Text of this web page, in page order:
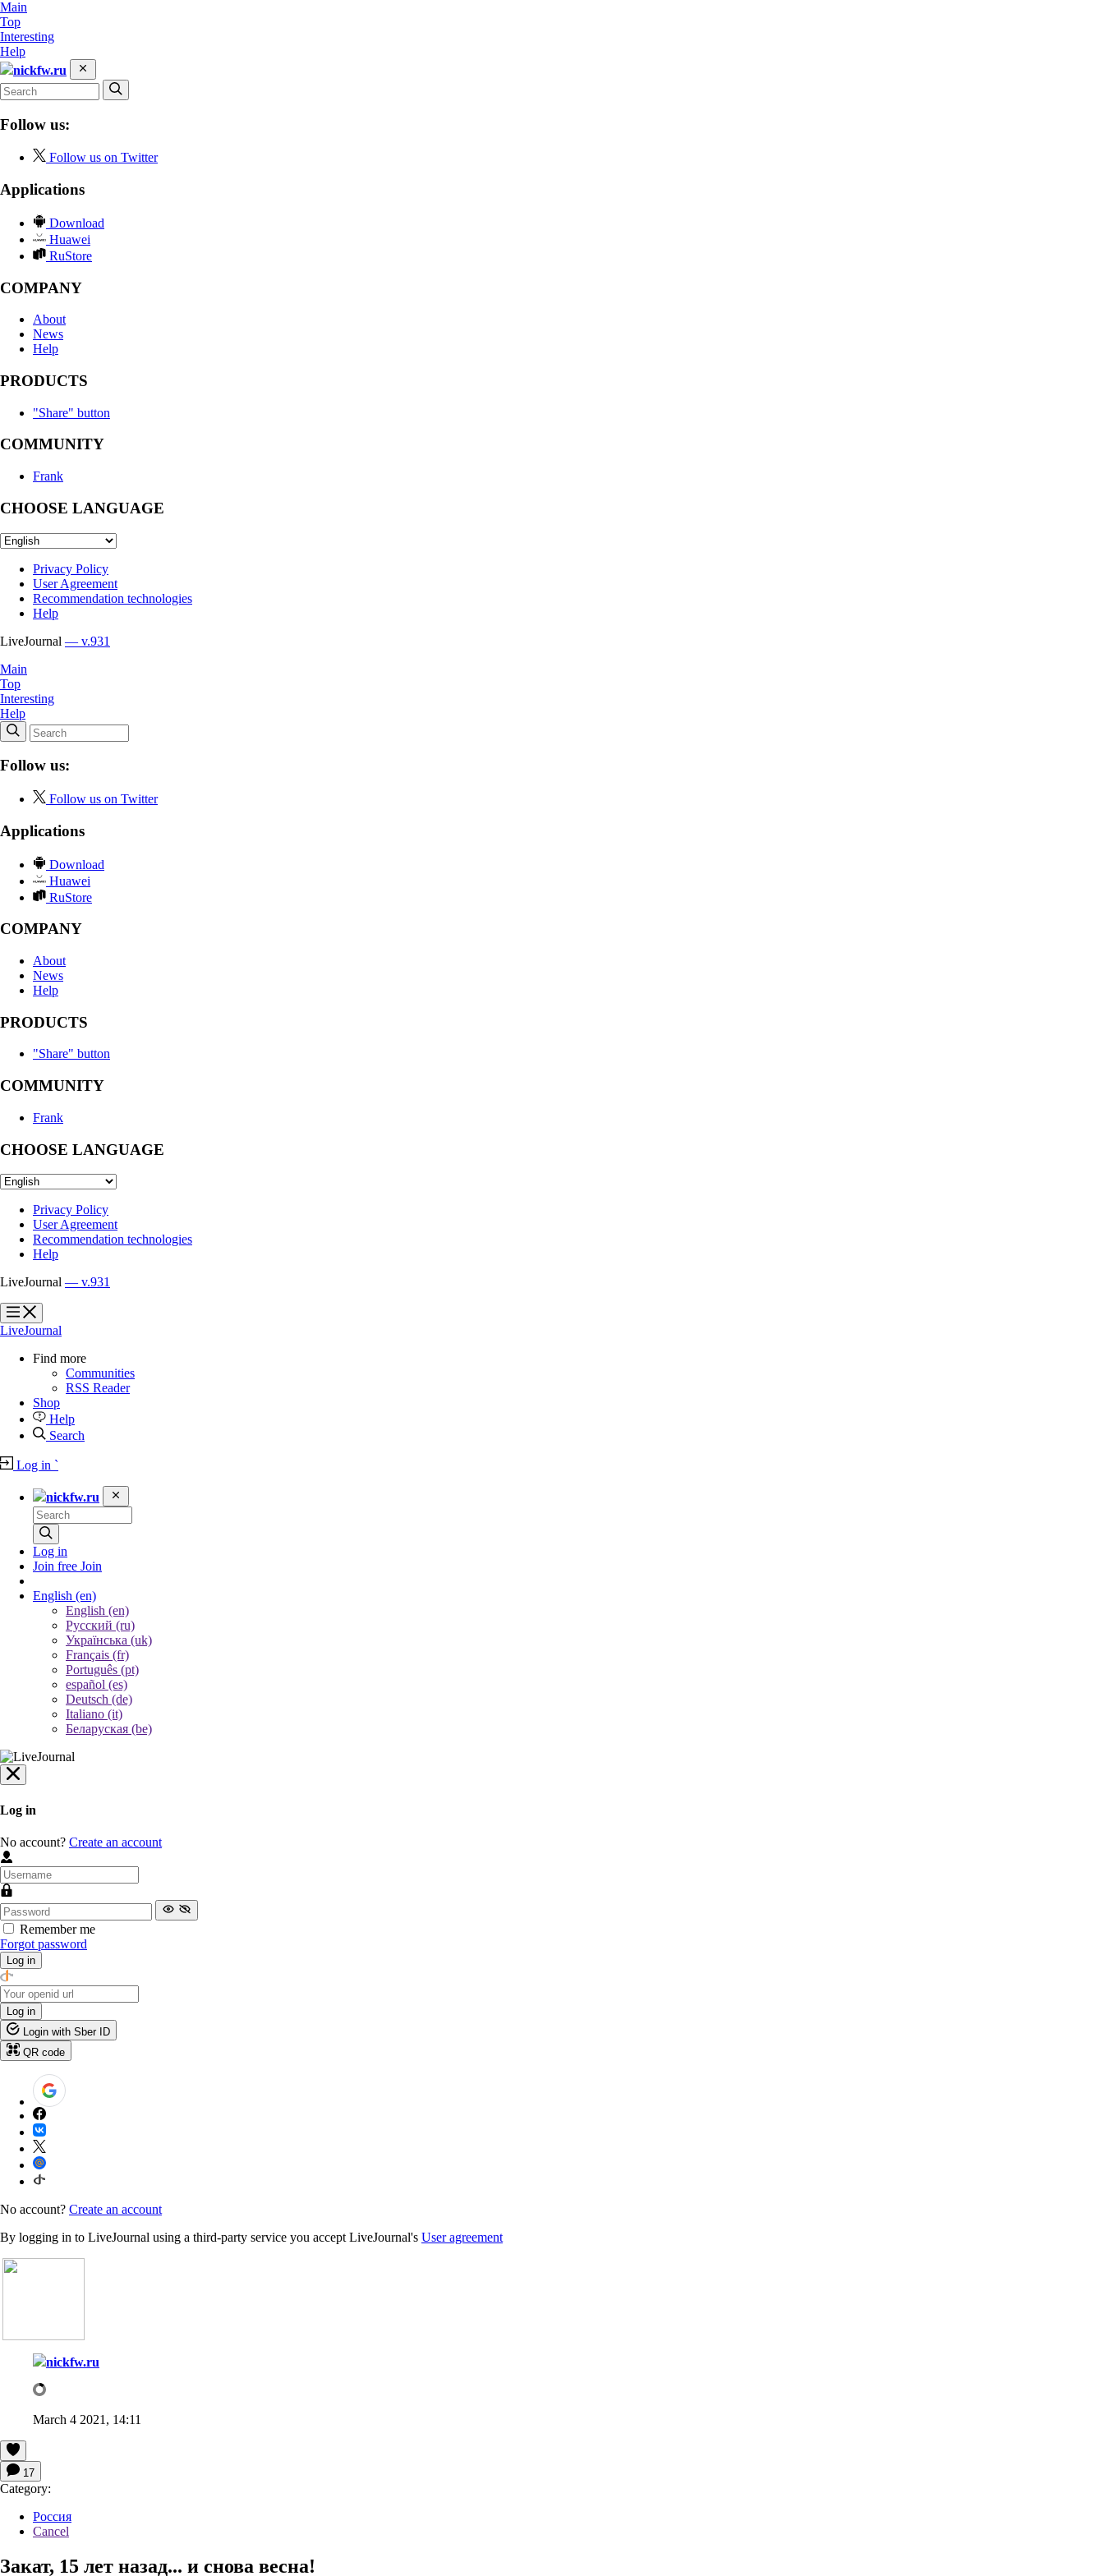
Main
Top
Interesting
Help
nickfw.ru
Follow us:
Follow us on Twitter
Applications
Download
Huawei
RuStore
COMPANY
About
News
Help
PRODUCTS
"Share" button
COMMUNITY
Frank
CHOOSE LANGUAGE
Privacy Policy
User Agreement
Recommendation technologies
Help
LiveJournal — v.931
Main
Top
Interesting
Help
Follow us:
Follow us on Twitter
Applications
Download
Huawei
RuStore
COMPANY
About
News
Help
PRODUCTS
"Share" button
COMMUNITY
Frank
CHOOSE LANGUAGE
Privacy Policy
User Agreement
Recommendation technologies
Help
LiveJournal — v.931
?
?
LiveJournal
Find more
Communities
RSS Reader
Shop
Help
Search
Log in `
nickfw.ru
Log in
Join free Join
English (en)
English (en)
Русский (ru)
Українська (uk)
Français (fr)
Português (pt)
español (es)
Deutsch (de)
Italiano (it)
Беларуская (be)
Log in
No account? Create an account
Remember me
Forgot password
Log in
Log in
Login with Sber ID
QR code
No account? Create an account
By logging in to LiveJournal using a third-party service you accept LiveJournal's User agreement
nickfw.ru
March 4 2021, 14:11
17
Category:
Россия
Cancel
Закат, 15 лет назад... и снова весна!